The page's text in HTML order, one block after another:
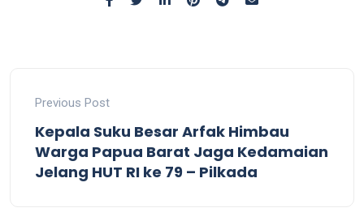
Previous Post
Kepala Suku Besar Arfak Himbau
Warga Papua Barat Jaga Kedamaian
Jelang HUT RI ke 79 – Pilkada